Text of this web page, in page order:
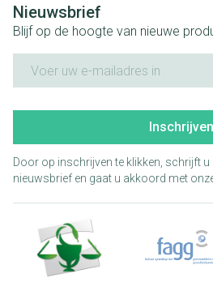
Nieuwsbrief
Blijf op de hoogte van nieuwe
Inschrijven
Door op inschrijven te klikken, schrijft
nieuwsbrief en gaat u akkoord met